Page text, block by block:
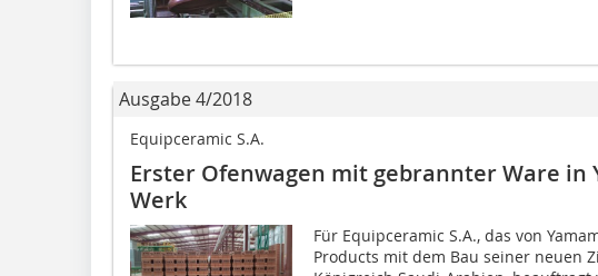
Ausgabe 4/2018
Equipceramic S.A.
Erster Ofenwagen mit gebrannter Ware in
Werk
Für Equipceramic S.A., das von
Products mit dem Bau seiner neuen